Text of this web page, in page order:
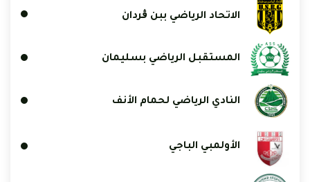
الاتحاد الرياضي ببن ڨردان
المستقبل الرياضي بسليمان
النادي الرياضي لحمام الأنف
الأولمبي الباجي